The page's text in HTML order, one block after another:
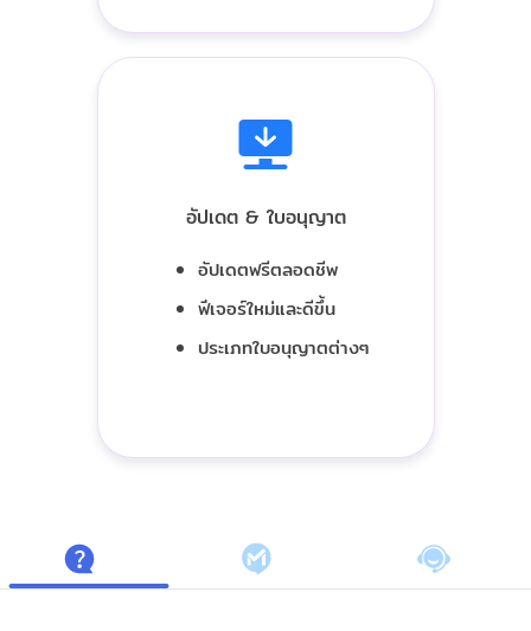
อัปเดต & ใบอนุญาต
อัปเดตฟรีตลอดชีพ
ฟีเจอร์ใหม่และดีขึ้น
ประเภทใบอนุญาตต่างๆ